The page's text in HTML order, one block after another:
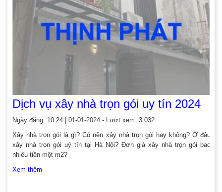
Dịch vụ xây nhà trọn gói uy tín 2024
Ngày đăng: 10:24 | 01-01-2024 - Lượt xem: 3.032
Xây nhà trọn gói là gì? Có nên xây nhà trọn gói hay không? Ở đâu
xây nhà trọn gói uý tín tại Hà Nội? Đơn giá xây nhà trọn gói bao
nhiêu tiền một m2?
Xem thêm